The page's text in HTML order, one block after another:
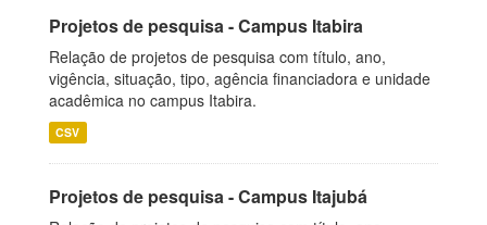
Projetos de pesquisa - Campus Itabira
Relação de projetos de pesquisa com título, ano,
vigência, situação, tipo, agência financiadora e unidade
acadêmica no campus Itabira.
CSV
Projetos de pesquisa - Campus Itajubá